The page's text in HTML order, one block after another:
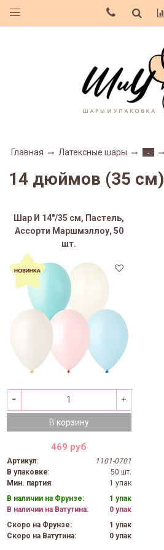
Главная Латексные шары -
14 дюймов (35 см)
Шар И 14"/35 см, Пастель,
Ассорти Маршмэллоу, 50
шт.
В корзину
469 руб
Артикул:
1101-0701
В упаковке:
50 шт.
Мин. партия:
1 упак
В наличии на Фрунзе:
1 упак
В наличии на Ватутина:
0 упак
Скоро на Фрунзе:
1 упак
Скоро на Ватутина:
0 упак